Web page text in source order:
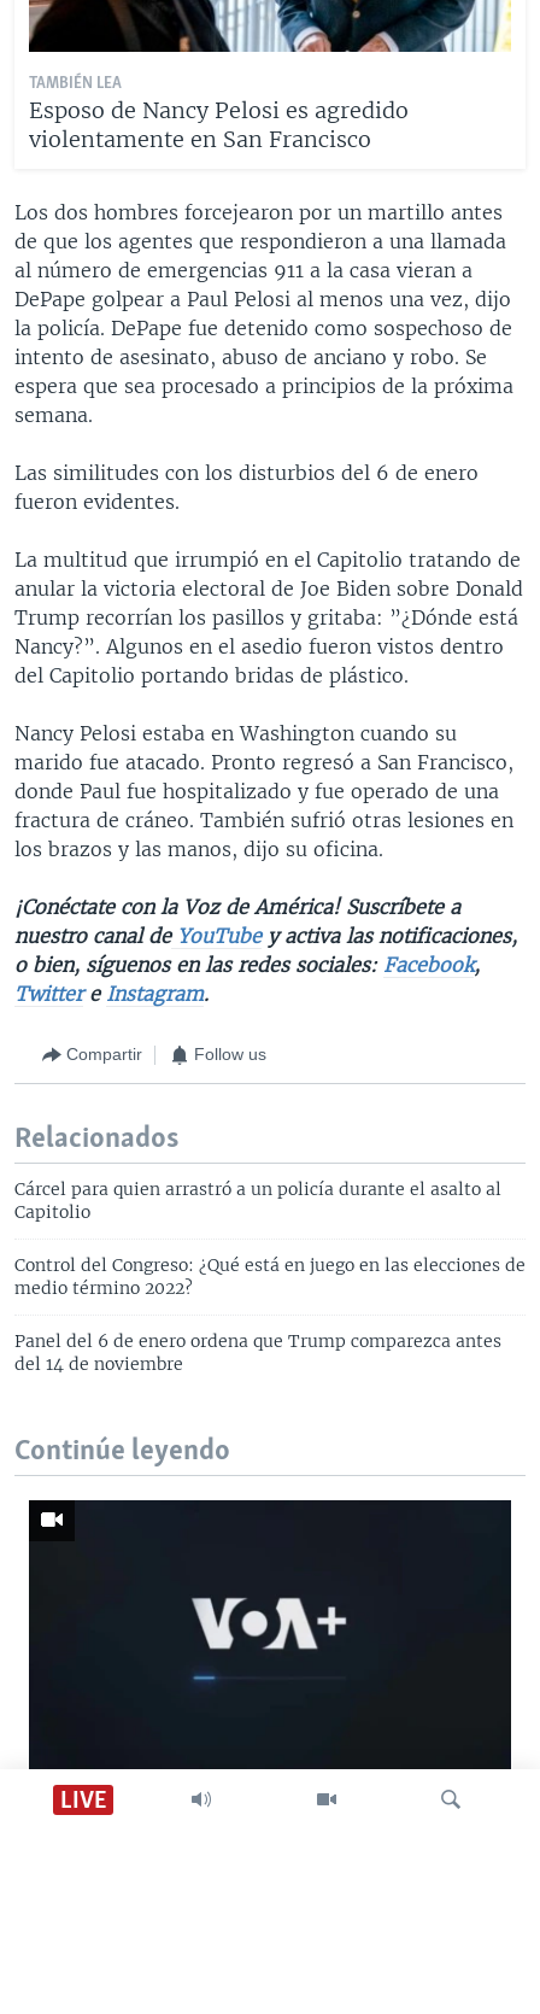
LIVE
TAMBIÉN LEA
Esposo de Nancy Pelosi es agredido
violentamente en San Francisco
Los dos hombres forcejearon por un martillo antes
de que los agentes que respondieron a una llamada
al número de emergencias 911 a la casa vieran a
DePape golpear a Paul Pelosi al menos una vez, dijo
la policía. DePape fue detenido como sospechoso de
intento de asesinato, abuso de anciano y robo. Se
espera que sea procesado a principios de la próxima
semana.
Las similitudes con los disturbios del 6 de enero
fueron evidentes.
La multitud que irrumpió en el Capitolio tratando de
anular la victoria electoral de Joe Biden sobre Donald
Trump recorrían los pasillos y gritaba: ”¿Dónde está
Nancy?”. Algunos en el asedio fueron vistos dentro
del Capitolio portando bridas de plástico.
Nancy Pelosi estaba en Washington cuando su
marido fue atacado. Pronto regresó a San Francisco,
donde Paul fue hospitalizado y fue operado de una
fractura de cráneo. También sufrió otras lesiones en
los brazos y las manos, dijo su oficina.
¡Conéctate con la Voz de América! Suscríbete a
nuestro canal deYouTubey activa las notificaciones,
o bien, síguenos en las redes sociales: Facebook,
Twittere Instagram.
Compartir Follow us
Relacionados
Cárcel para quien arrastró a un policía durante el asalto al
Capitolio
Control del Congreso: ¿Qué está en juego en las elecciones de
medio término 2022?
Panel del 6 de enero ordena que Trump comparezca antes
del 14 de noviembre
Continúe leyendo
Descarga VOA +